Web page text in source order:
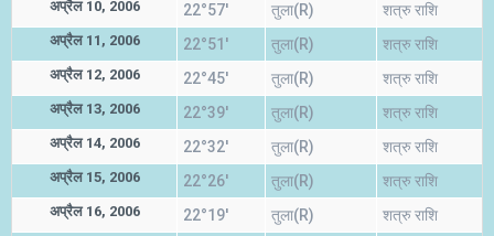
अप्रैल 10, 2006 22°57' तुला(R) शत्रु राशि
अप्रैल 11, 2006 22°51' तुला(R) शत्रु राशि
अप्रैल 12, 2006 22°45' तुला(R) शत्रु राशि
अप्रैल 13, 2006 22°39' तुला(R) शत्रु राशि
अप्रैल 14, 2006 22°32' तुला(R) शत्रु राशि
अप्रैल 15, 2006 22°26' तुला(R) शत्रु राशि
अप्रैल 16, 2006 22°19' तुला(R) शत्रु राशि